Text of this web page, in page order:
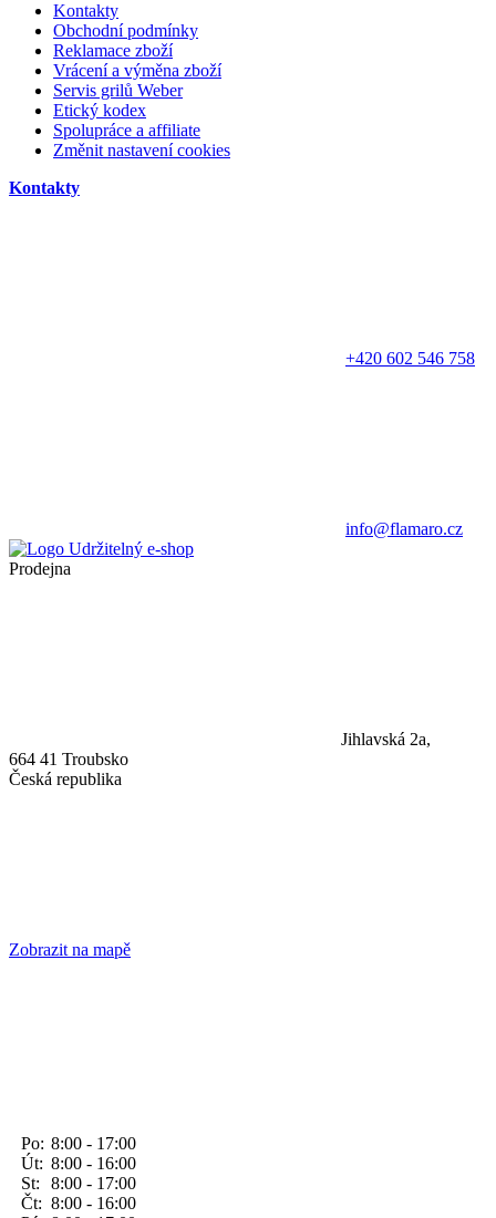
Kontakty
Obchodní podmínky
Reklamace zboží
Vrácení a výměna zboží
Servis grilů Weber
Etický kodex
Spolupráce a affiliate
Změnit nastavení cookies
Kontakty
+420 602 546 758
info@flamaro.cz
Prodejna
Jihlavská 2a,
664 41 Troubsko
Česká republika
Zobrazit na mapě
Po:
Út:
St:
Čt:
8:00 - 17:00
8:00 - 16:00
8:00 - 17:00
8:00 - 16:00